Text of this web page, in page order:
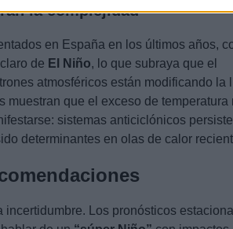
la complejidad
en España en los últimos años,
de El Niño, lo que subraya que el
atmosféricos están modificando la
muestran que el exceso de temperatura
sistemas anticiclónicos
determinantes en olas de calor
incertidumbre. Los pronósticos